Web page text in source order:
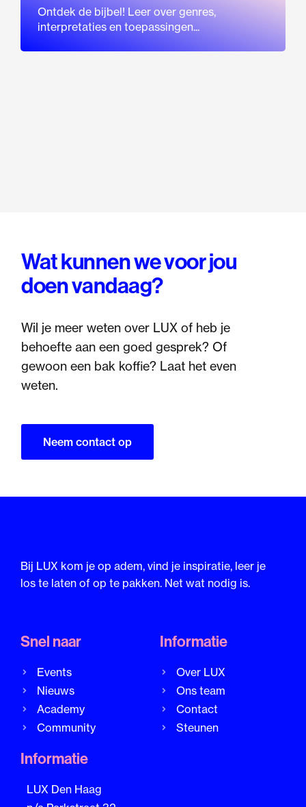
Ontdek de bijbel! Leer over genres,
interpretaties en toepassingen...
Wat kunnen we voor jou
doen vandaag?
Wil je meer weten over LUX of heb je
behoefte aan een goed gesprek? Of
gewoon een bak koffie? Laat het even
weten.
Neem contact op
Bij LUX kom je op adem, vind je inspiratie, leer je
los te laten of op te pakken. Net wat nodig is.
Snel naar
Events
Nieuws
Academy
Community
Informatie
Over LUX
Ons team
Contact
Steunen
Informatie
LUX Den Haag